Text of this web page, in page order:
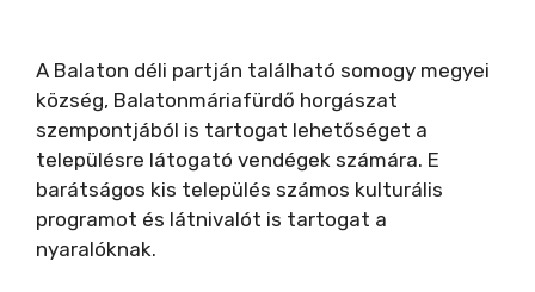
A Balaton déli partján található somogy megyei
község, Balatonmáriafürdő horgászat
szempontjából is tartogat lehetőséget a
településre látogató vendégek számára. E
barátságos kis település számos kulturális
programot és látnivalót is tartogat a
nyaralóknak.